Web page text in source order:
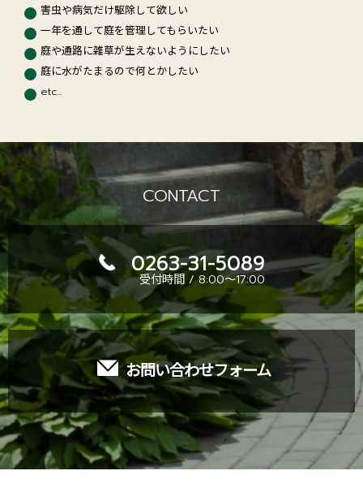
害虫や病気だけ駆除して欲しい
一年を通して庭を管理してもらいたい
庭や通路に雑草が生えないようにしたい
庭に水がたまるので何とかしたい
etc...
CONTACT
0263-31-5089
受付時間 / 8:00～17:00
お問い合わせフォーム